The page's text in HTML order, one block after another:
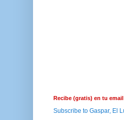
Recibe (gratis) en tu
Subscribe to Gaspar, El